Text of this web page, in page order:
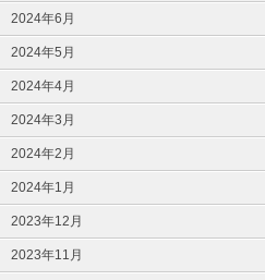
2024年6月
2024年5月
2024年4月
2024年3月
2024年2月
2024年1月
2023年12月
2023年11月